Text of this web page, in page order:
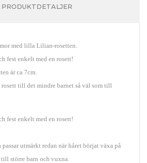
PRODUKTDETALJER
med lilla Lilian-rosetten.
fest enkelt med en rosett!
är ca 7cm.
rosett till det mindre barnet så väl som till
fest enkelt med en rosett!
utmärkt redan när håret börjat växa på
större barn och vuxna.